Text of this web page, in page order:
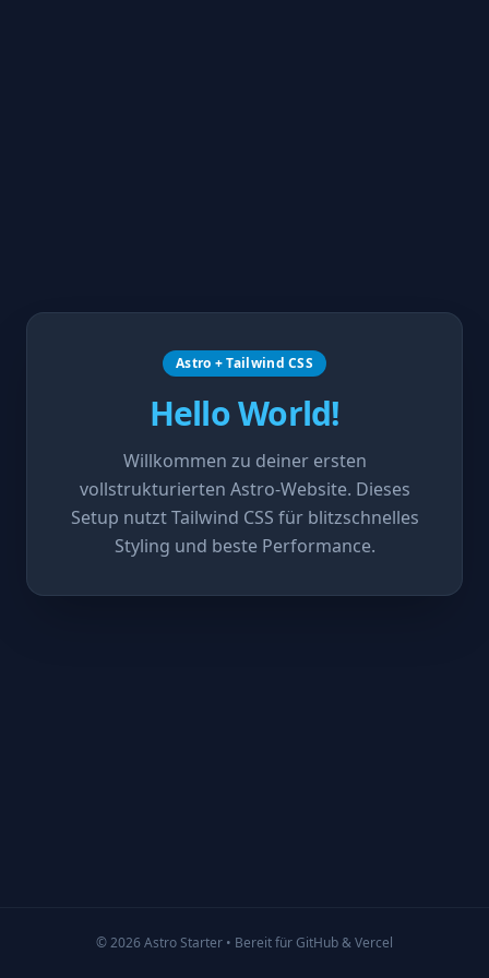
Astro + Tailwind CSS
Hello World!
Willkommen zu deiner ersten
vollstrukturierten Astro-Website. Dieses
Setup nutzt Tailwind CSS für blitzschnelles
Styling und beste Performance.
© 2026 Astro Starter • Bereit für GitHub & Vercel